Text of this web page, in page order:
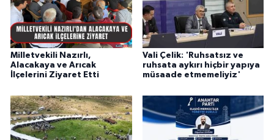
Milletvekili Nazırlı,
Alacakaya ve Arıcak
İlçelerini Ziyaret Etti
Vali Çelik: 'Ruhsatsız ve
ruhsata aykırı hiçbir yapıya
müsaade etmemeliyiz'